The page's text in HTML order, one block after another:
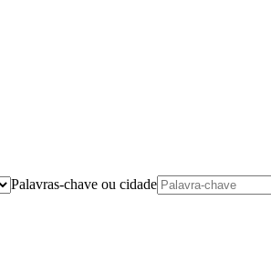
Palavras-chave ou cidade